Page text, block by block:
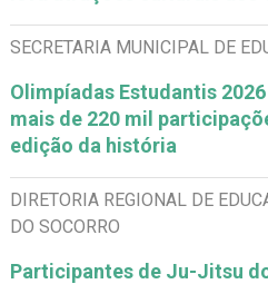
SECRETARIA MUNICIPAL DE
Olimpíadas Estudantis
mais de 220 mil
edição da história
DIRETORIA REGIONAL DE
DO SOCORRO
Participantes de Ju-Jitsu